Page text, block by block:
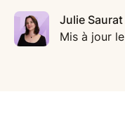
Julie Saurat
Mis à jour le